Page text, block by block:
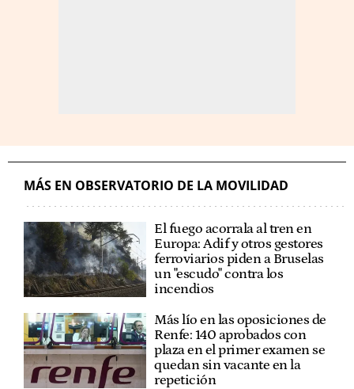
MÁS EN OBSERVATORIO DE LA MOVILIDAD
El fuego acorrala al tren en
Europa: Adif y otros gestores
ferroviarios piden a Bruselas
un "escudo" contra los
incendios
Más lío en las oposiciones de
Renfe: 140 aprobados con
plaza en el primer examen se
quedan sin vacante en la
repetición